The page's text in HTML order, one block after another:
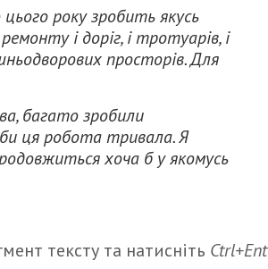
року зробить якусь
і доріг, і тротуарів, і
просторів.Для
багато зробили
ця робота тривала.Я
хоча б у якомусь
тексту та натисніть